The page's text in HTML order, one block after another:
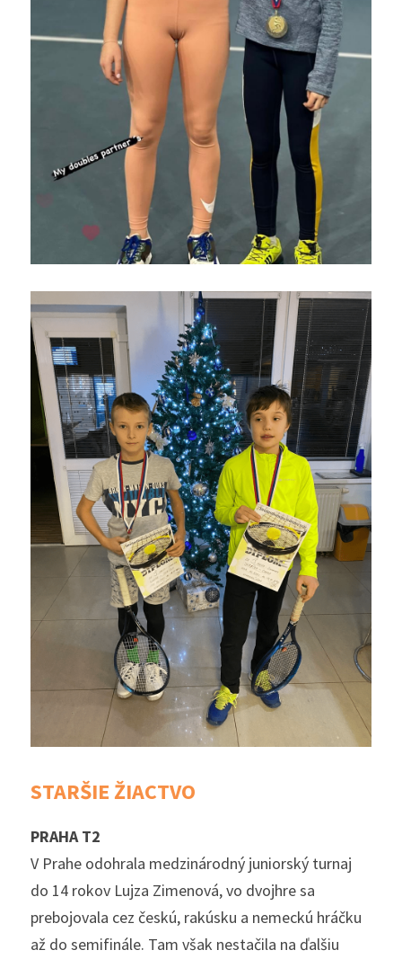
STARŠIE ŽIACTVO
PRAHA T2
V Prahe odohrala medzinárodný juniorský turnaj
do 14 rokov Lujza Zimenová, vo dvojhre sa
prebojovala cez českú, rakúsku a nemeckú hráčku
až do semifinále. Tam však nestačila na ďalšiu